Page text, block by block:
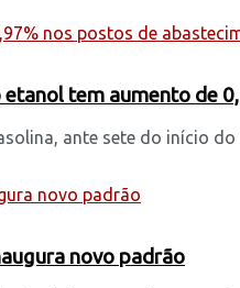
tem aumento de
ante sete do início
novo padrão